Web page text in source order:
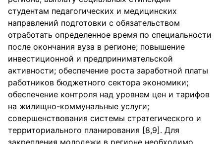
студентам педагогических и медицинских
направлений подготовки с обязательством
отработать определенное время по специальности
после окончания вуза в регионе; повышение
инвестиционной и предпринимательской
активности; обеспечение роста заработной платы
работников бюджетного сектора экономики;
обеспечение контроля над уровнем цен и тарифов
на жилищно-коммунальные услуги;
совершенствования системы стратегического и
территориального планирования [8,9]. Для
закрепления молодежи в регионе необходимо